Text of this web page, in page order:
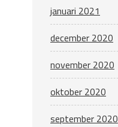
januari 2021
december 2020
november 2020
oktober 2020
september 2020